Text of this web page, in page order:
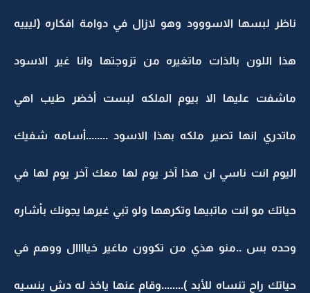
ناظر لبسها الاسووود وهو لازال في دوامة افكاره (ليييه
هذا اللون بالذات ماتغيره من تزوجتها وانا غير الاسود
ماشفت عليها الا بيوم الملكه لبست أخضر طيب اهي
ماتدري انها تصير ملكه بهذا الاسود ........أسامه شفيك
اليوم انت ناسي ان هذا آخر يوم لها معك آخر يوم لها في
حياتك مو انت ماتبيها وتكرهها ولو تبي غيرها يجونك بأشاره
وحده بس ..منو هذي من تكوون ماغير خياااال ووهم في
حياتك راح تنساه للأبد )........وقام عنها ياخذ له دش ينسيه